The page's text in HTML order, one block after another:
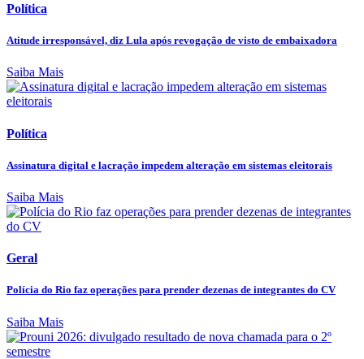
Política
Atitude irresponsável, diz Lula após revogação de visto de embaixadora
Saiba Mais
Política
Assinatura digital e lacração impedem alteração em sistemas eleitorais
Saiba Mais
Geral
Polícia do Rio faz operações para prender dezenas de integrantes do CV
Saiba Mais